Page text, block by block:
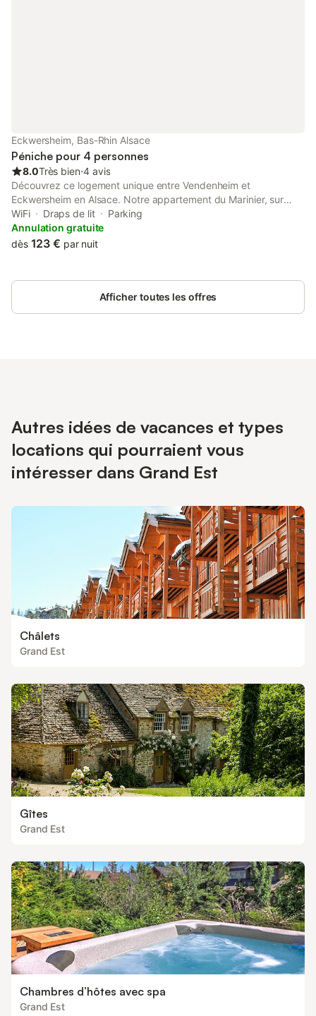
Eckwersheim, Bas-Rhin Alsace
Péniche pour 4 personnes
8.0Très bien⋅4 avis
Découvrez ce logement unique entre Vendenheim et
Eckwersheim en Alsace. Notre appartement du Marinier, sur
deux niveaux de 23 m², offre salon, salle à manger et
kitchenette. Chambre, salle de bain, et futon pour deux
personnes supplémentaires. À 1,5 km de la gare (7 min de
km d'un immense centre commercial. Accès direct à la piste
cyclable le long du canal pour d'agréables balades.
WiFi Draps de lit
Parking
Annulation gratuite
dès 123 € par nuit
Afficher toutes les offres
Autres idées de vacances et types
locations qui pourraient vous
intéresser dans Grand Est
Châlets
Grand Est
Gîtes
Grand Est
Chambres d’hôtes avec spa
Grand Est